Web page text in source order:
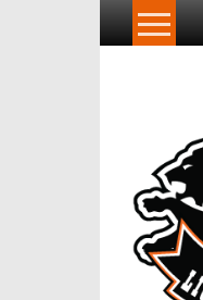
วส์
ฟรี
แลน
เซอร์